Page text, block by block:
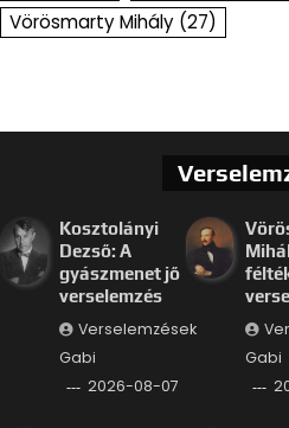
Vörösmarty Mihály (27)
Kosztolányi
Dezső: A
gyászmenet jő
verselemzés
Verselemzések
Gabi
2026-08-07
Gabi